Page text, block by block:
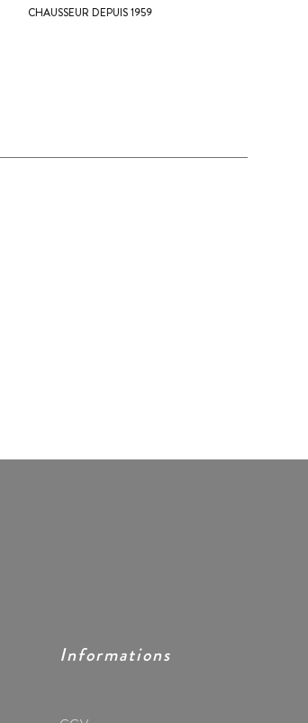
CHAUSSEUR DEPUIS 1959
Informations